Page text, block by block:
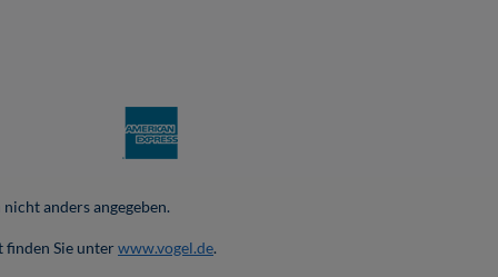
anders angegeben.
finden Sie unterwww.vogel.de.